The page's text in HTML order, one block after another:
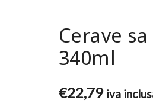
Cerave
340ml
€22,79 iva